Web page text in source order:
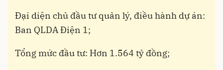
Đại diện chủ đầu tư quản lý, điều hành dự án:
Ban QLDA Điện 1;
Tổng mức đầu tư: Hơn 1.564 tỷ đồng;